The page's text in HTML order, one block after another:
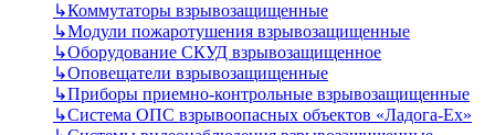
↳Коммутаторы взрывозащищенные
↳Модули пожаротушения взрывозащищенные
↳Оборудование СКУД взрывозащищенное
↳Оповещатели взрывозащищенные
↳Приборы приемно-контрольные взрывозащищенные
↳Система ОПС взрывоопасных объектов «Ладога-Ex»